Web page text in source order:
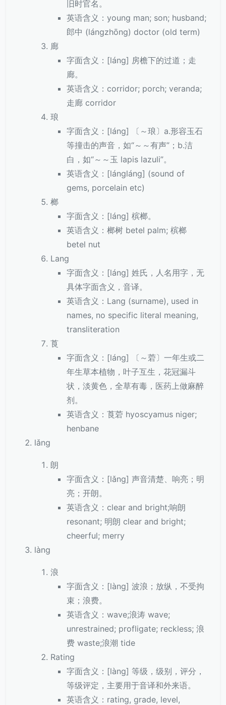
旧时官名。
英语含义：young man; son; husband;
郎中 (lángzhōng) doctor (old term)
廊
字面含义：[láng] 房檐下的过道；走
廊。
英语含义：corridor; porch; veranda;
走廊 corridor
琅
字面含义：[láng] 〔～琅〕a.形容玉石
等撞击的声音，如“～～有声”；b.洁
白，如“～～玉 lapis lazuli”。
英语含义：[lángláng] (sound of
gems, porcelain etc)
榔
字面含义：[láng] 槟榔。
英语含义：榔树 betel palm; 槟榔
betel nut
Lang
字面含义：[láng] 姓氏，人名用字，无
具体字面含义，音译。
英语含义：Lang (surname), used in
names, no specific literal meaning,
transliteration
莨
字面含义：[láng] 〔～菪〕一年生或二
年生草本植物，叶子互生，花冠漏斗
状，淡黄色，全草有毒，医药上做麻醉
剂。
英语含义：莨菪 hyoscyamus niger;
henbane
lǎng
朗
字面含义：[lǎng] 声音清楚、响亮；明
亮；开朗。
英语含义：clear and bright;响朗
resonant; 明朗 clear and bright;
cheerful; merry
làng
浪
字面含义：[làng] 波浪；放纵，不受拘
束；浪费。
英语含义：wave;浪涛 wave;
unrestrained; profligate; reckless; 浪
费 waste;浪潮 tide
Rating
字面含义：[làng] 等级，级别，评分，
等级评定，主要用于音译和外来语。
英语含义：rating, grade, level,